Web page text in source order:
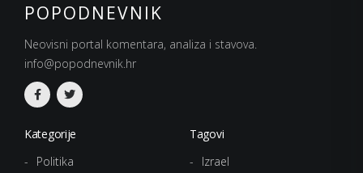
POPODNEVNIK
Neovisni portal komentara, analiza i stavova.
info@popodnevnik.hr
Kategorije
Politika
Tagovi
Izrael